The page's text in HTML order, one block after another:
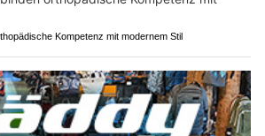
Kompetenz mit modernem Stil